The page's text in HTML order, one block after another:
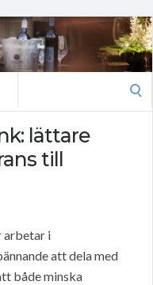
lättare
till
arbetar i
att dela med
både minska